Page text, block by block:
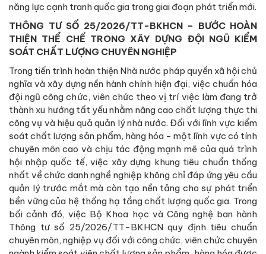
năng lực cạnh tranh quốc gia trong giai đoạn phát triển mới.
THÔNG TƯ SỐ 25/2026/TT-BKHCN – BƯỚC HOÀN
THIỆN THỂ CHẾ TRONG XÂY DỰNG ĐỘI NGŨ KIỂM
SOÁT CHẤT LƯỢNG CHUYÊN NGHIỆP
Trong tiến trình hoàn thiện Nhà nước pháp quyền xã hội chủ
nghĩa và xây dựng nền hành chính hiện đại, việc chuẩn hóa
đội ngũ công chức, viên chức theo vị trí việc làm đang trở
thành xu hướng tất yếu nhằm nâng cao chất lượng thực thi
công vụ và hiệu quả quản lý nhà nước. Đối với lĩnh vực kiểm
soát chất lượng sản phẩm, hàng hóa - một lĩnh vực có tính
chuyên môn cao và chịu tác động mạnh mẽ của quá trình
hội nhập quốc tế, việc xây dựng khung tiêu chuẩn thống
nhất về chức danh nghề nghiệp không chỉ đáp ứng yêu cầu
quản lý trước mắt mà còn tạo nền tảng cho sự phát triển
bền vững của hệ thống hạ tầng chất lượng quốc gia. Trong
bối cảnh đó, việc Bộ Khoa học và Công nghệ ban hành
Thông tư số 25/2026/TT-BKHCN quy định tiêu chuẩn
chuyên môn, nghiệp vụ đối với công chức, viên chức chuyên